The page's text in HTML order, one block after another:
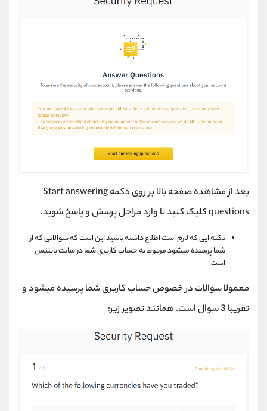
بعد از مشاهده صفحه بالا بر روی دکمهStart answering
questionsکلیک کنید تا وارد مراحل پرسش و پاسخ شوید.
نکته ایی که لازم است اطلاع داشته باشید این است که سوالاتی که از
شما پرسیده میشود مربوط به حساب کاربری شما در سایت بایننس
است.
معمولا سوالات در خصوص حساب کاربری شما پرسیده میشود و
تقریبا 3 سوال است. همانند تصویر زیر: